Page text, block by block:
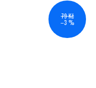
79 Kč
–3 %